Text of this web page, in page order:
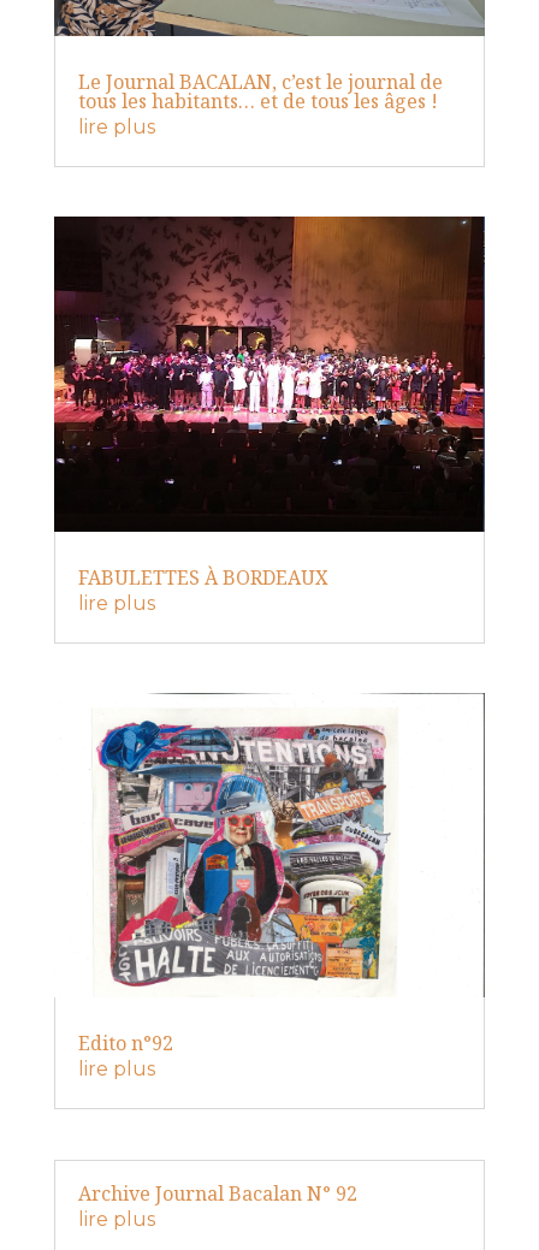
Le Journal BACALAN, c’est le journal de
tous les habitants… et de tous les âges !
lire plus
FABULETTES À BORDEAUX
lire plus
Edito n°92
lire plus
Archive Journal Bacalan N° 92
lire plus